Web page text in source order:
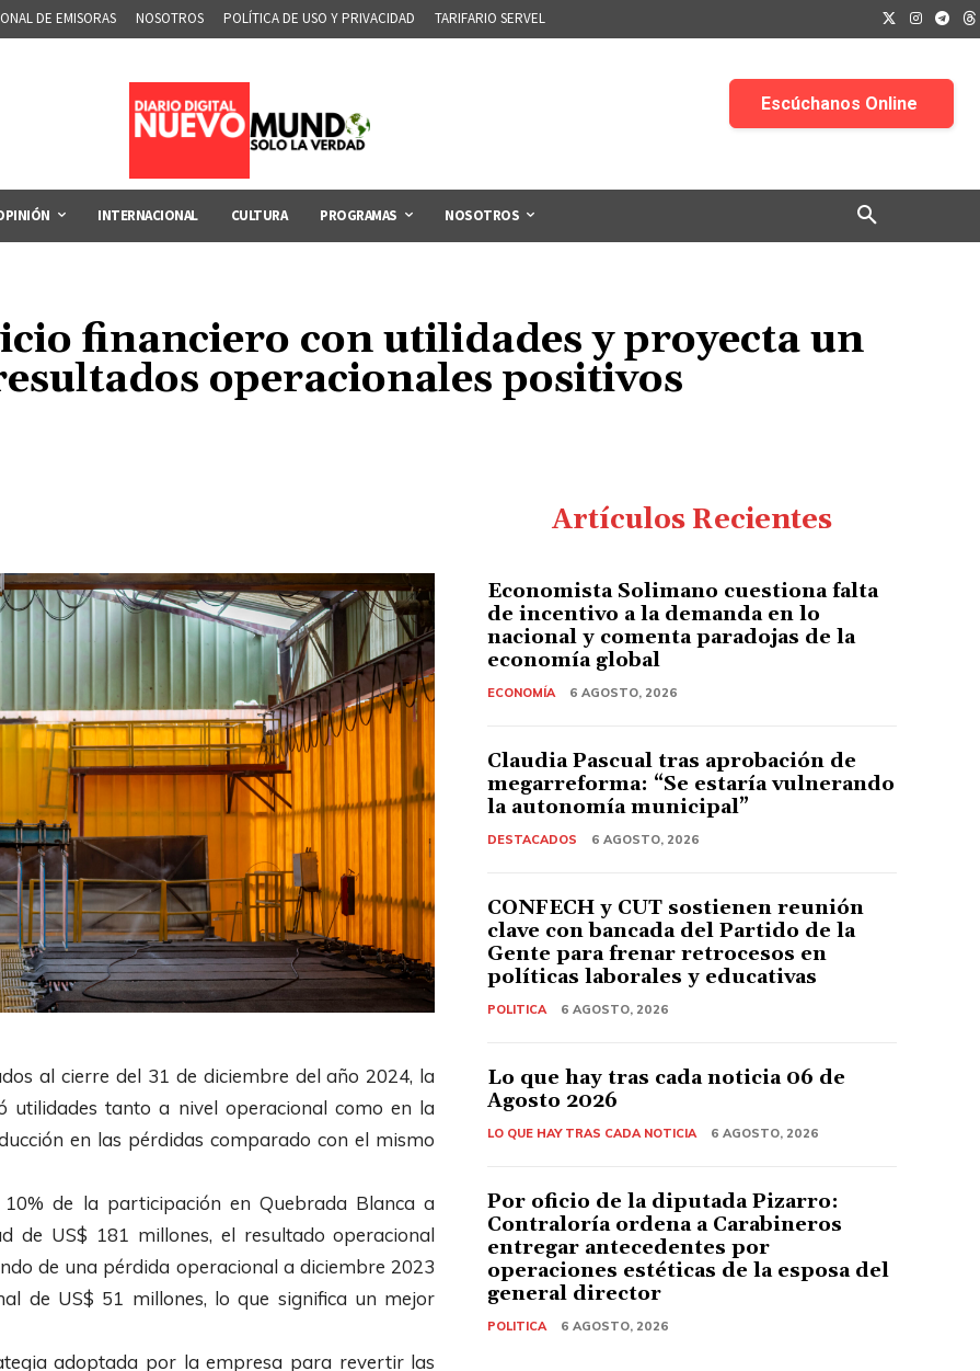
DE EMISORAS NOSOTROS POLÍTICA DE USO Y PRIVACIDAD TARIFARIO SERVEL
INTERNACIONAL CULTURA PROGRAMAS NOSOTROS
financiero con utilidades y proyecta un
operacionales positivos
al cierre del 31 de diciembre del año 2024, la
utilidades tanto a nivel operacional como en la
en las pérdidas comparado con el mismo
de la participación en Quebrada Blanca a
de US$ 181 millones, el resultado operacional
de una pérdida operacional a diciembre 2023
de US$ 51 millones, lo que significa un mejor
adoptada por la empresa para revertir las
Artículos Recientes
Economista Solimano cuestiona falta
de incentivo a la demanda en lo
nacional y comenta paradojas de la
economía global
ECONOMÍA 6 AGOSTO, 2026
Claudia Pascual tras aprobación de
megarreforma: “Se estaría vulnerando
la autonomía municipal”
DESTACADOS 6 AGOSTO, 2026
CONFECH y CUT sostienen reunión
clave con bancada del Partido de la
Gente para frenar retrocesos en
políticas laborales y educativas
POLITICA 6 AGOSTO, 2026
Lo que hay tras cada noticia 06 de
Agosto 2026
LO QUE HAY TRAS CADA NOTICIA 6 AGOSTO, 2026
Por oficio de la diputada Pizarro:
Contraloría ordena a Carabineros
entregar antecedentes por
operaciones estéticas de la esposa del
general director
POLITICA 6 AGOSTO, 2026